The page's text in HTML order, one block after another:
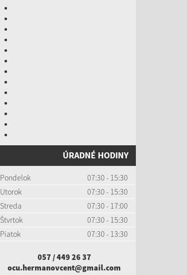
ÚRADNÉ HODINY
Pondelok
07:30 - 15:30
Utorok
07:30 - 15:30
Streda
07:30 - 17:00
Štvrtok
07:30 - 15:30
Piatok
07:30 - 13:30
057 / 449 26 37
ocu.hermanovcent@gmail.com